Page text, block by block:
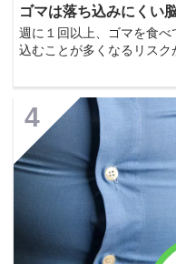
ゴマは落ち込みにくい
週に１回以上、ゴマを食
込むことが多くなるリスク
4